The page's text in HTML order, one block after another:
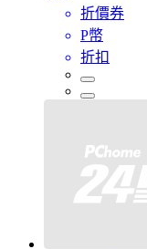
折價券
P幣
折扣